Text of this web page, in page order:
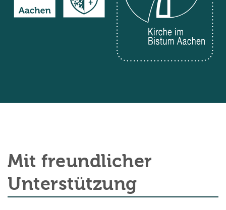
Mit freundlicher
Unterstützung